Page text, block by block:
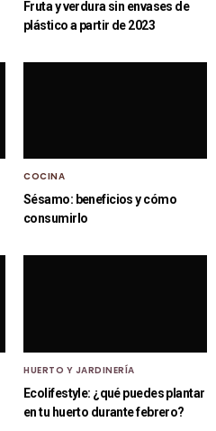
Fruta y verdura sin envases de
plástico a partir de 2023
COCINA
Sésamo: beneficios y cómo
consumirlo
HUERTO Y JARDINERÍA
Ecolifestyle: ¿qué puedes plantar
en tu huerto durante febrero?